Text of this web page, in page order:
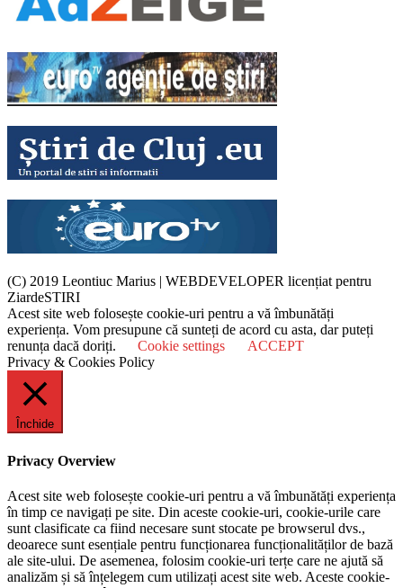
(C) 2019 Leontiuc Marius | WEBDEVELOPER licențiat pentru
ZiardeSTIRI
Acest site web folosește cookie-uri pentru a vă îmbunătăți
experiența. Vom presupune că sunteți de acord cu asta, dar puteți
renunța dacă doriți.
Cookie settings
ACCEPT
Privacy & Cookies Policy
Închide
Privacy Overview
Acest site web folosește cookie-uri pentru a vă îmbunătăți experiența
în timp ce navigați pe site. Din aceste cookie-uri, cookie-urile care
sunt clasificate ca fiind necesare sunt stocate pe browserul dvs.,
deoarece sunt esențiale pentru funcționarea funcționalităților de bază
ale site-ului. De asemenea, folosim cookie-uri terțe care ne ajută să
analizăm și să înțelegem cum utilizați acest site web. Aceste cookie-